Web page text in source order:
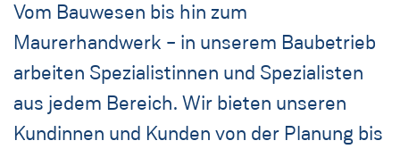
Vom Bauwesen bis hin zum
Maurerhandwerk – in unserem Baubetrieb
arbeiten Spezialistinnen und Spezialisten
aus jedem Bereich. Wir bieten unseren
Kundinnen und Kunden von der Planung bis